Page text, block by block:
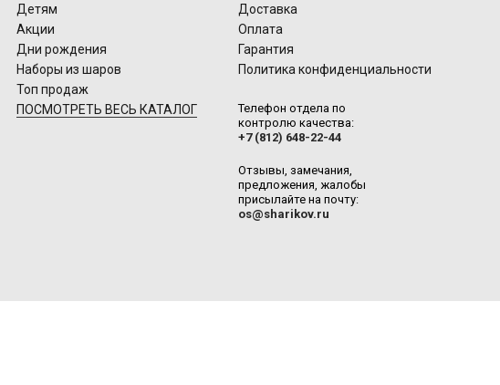
Детям
Акции
Дни рождения
Наборы из шаров
Топ продаж
ПОСМОТРЕТЬ ВЕСЬ КАТАЛОГ
Доставка
Оплата
Гарантия
Политика конфиденциальности
Телефон отдела по
контролю качества:
+7 (812) 648-22-44
Отзывы, замечания,
предложения, жалобы
присылайте на почту:
os@sharikov.ru